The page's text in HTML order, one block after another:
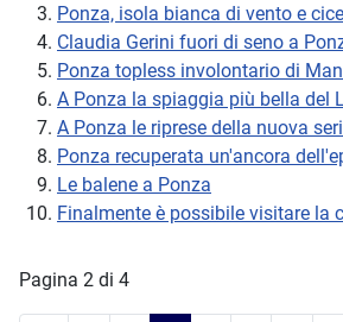
Ponza, isola bianca di vento e
Claudia Gerini fuori di seno a
Ponza topless involontario di
A Ponza la spiaggia più bella del
A Ponza le riprese della nuova
Ponza recuperata un'ancora
Le balene a Ponza
Finalmente è possibile visitare la
Pagina 2 di 4